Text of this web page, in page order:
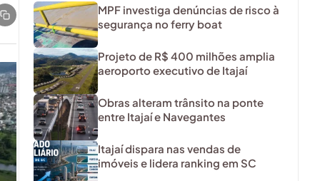
MPF investiga denúncias de risco à
segurança no ferry boat
Projeto de R$ 400 milhões amplia
aeroporto executivo de Itajaí
Obras alteram trânsito na ponte
entre Itajaí e Navegantes
Itajaí dispara nas vendas de
imóveis e lidera ranking em SC